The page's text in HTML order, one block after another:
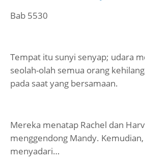
Bab 5530
Tempat itu sunyi senyap; udara
seolah-olah semua orang
pada saat yang bersamaan.
Mereka menatap Rachel dan
menggendong Mandy.
menyadari…